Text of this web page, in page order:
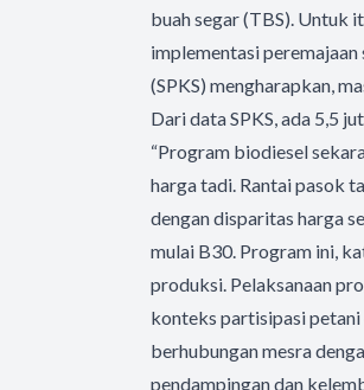
buah segar (TBS). Untuk
implementasi
(SPKS) mengharapkan,
Dari data SPKS, ada 5,5
“Program biodiesel
harga tadi. Rantai pasok
dengan disparitas harga
mulai B30. Program ini,
produksi. Pelaksanaan
konteks partisipasi petani
berhubungan mesra
pendampingan dan